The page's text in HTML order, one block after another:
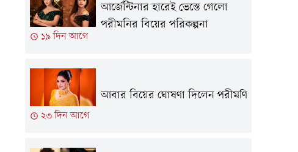
১৯ দিন আগে
আর্জেন্টিনার হারেই ভেস্তে গেলো
পরীমনির বিয়ের পরিকল্পনা
২৩ দিন আগে
আবার বিয়ের ঘোষণা দিলেন পরীমণি